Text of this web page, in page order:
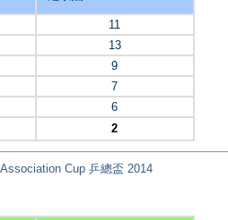
11
13
9
7
6
2
Cup 乒總盃 2014